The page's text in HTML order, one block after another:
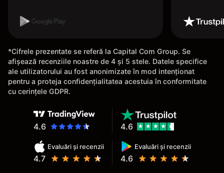
*Cifrele prezentate se referă la Capital Com Group. Se
afișează recenziile noastre de 4 și 5 stele. Datele specifice
ale utilizatorului au fost anonimizate în mod intenționat
pentru a proteja confidențialitatea acestuia în conformitate
cu cerințele GDPR.
4.6
Evaluări și recenzii
4.7
Evaluări și recenzii
4.6
4.6